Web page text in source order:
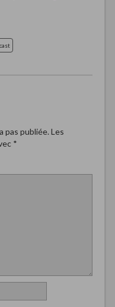
pas publiée. Les
*